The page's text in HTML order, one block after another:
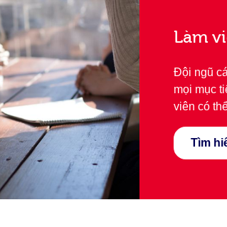
Làm
Đội ngũ
mọi mục
viên có
Tìm